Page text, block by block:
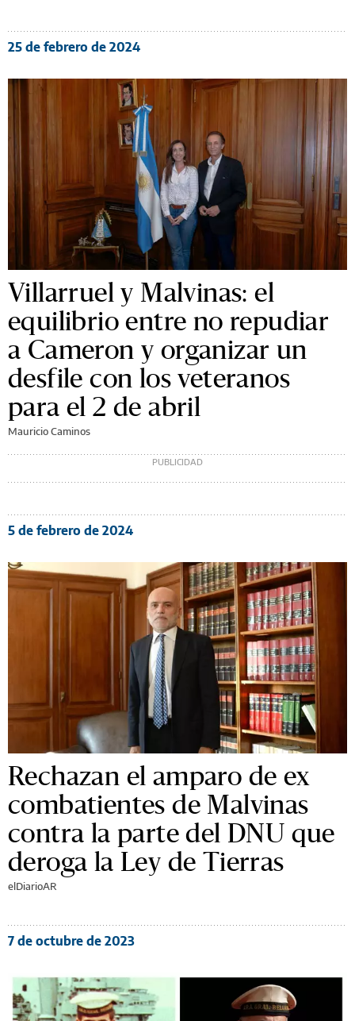
25 de febrero de 2024
Villarruel y Malvinas: el
equilibrio entre no repudiar
a Cameron y organizar un
desfile con los veteranos
para el 2 de abril
Mauricio Caminos
5 de febrero de 2024
Rechazan el amparo de ex
combatientes de Malvinas
contra la parte del DNU que
deroga la Ley de Tierras
elDiarioAR
7 de octubre de 2023